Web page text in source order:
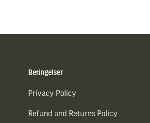
Betingelser
Privacy Policy
Refund and Returns Policy